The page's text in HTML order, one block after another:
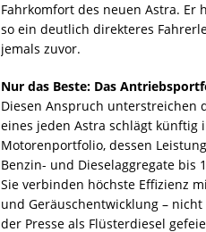
Fahrkomfort des neuen Astra.
so ein deutlich direkteres
jemals zuvor.
Nur das Beste: Das
Diesen Anspruch unterstreichen
eines jeden Astra schlägt künftig
Motorenportfolio, dessen
Benzin- und Dieselaggregate bis
Sie verbinden höchste Effizienz
und Geräuschentwicklung –
der Presse als Flüsterdiesel